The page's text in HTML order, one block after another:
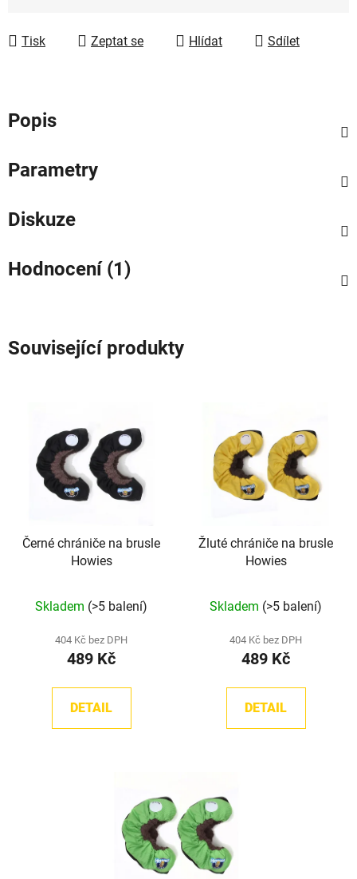
Tisk Zeptat se Hlídat Sdílet
Popis
Parametry
Diskuze
Hodnocení (1)
Související produkty
Černé chrániče na brusle
Howies
hodnocení
produktu
je
z
Skladem (>5 balení)
404 Kč bez DPH
489 Kč
DETAIL
Žluté chrániče na brusle
Howies
hodnocení
produktu
je
z
Skladem (>5 balení)
404 Kč bez DPH
489 Kč
DETAIL